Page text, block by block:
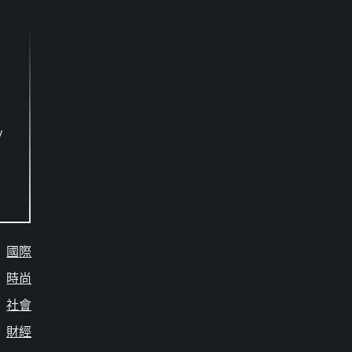
國際
時尚
社會
財經